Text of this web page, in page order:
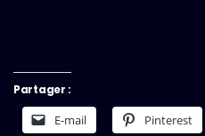
Partager :
E-mail Pinterest